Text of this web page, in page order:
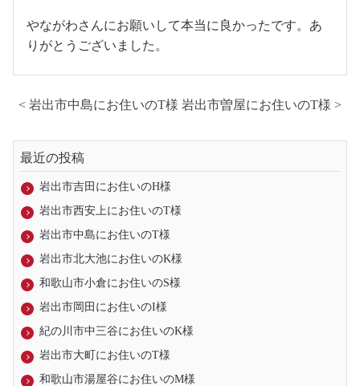
やながわさんにお願いして本当に良かったです。あ
りがとうございました。
< 岩出市中島にお住いのT様 岩出市曽屋にお住いのT様 >
最近の投稿
岩出市吉田にお住いのH様
岩出市西安上にお住いのT様
岩出市中島にお住いのT様
岩出市北大池にお住いのK様
和歌山市小倉にお住いのS様
岩出市岡田にお住いのI様
紀の川市中三谷にお住いのK様
岩出市大町にお住いのT様
和歌山市湯屋谷にお住いのM様